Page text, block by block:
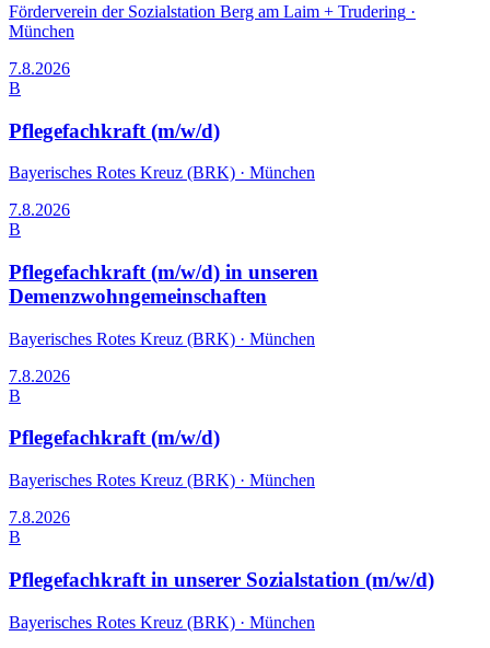
Förderverein der Sozialstation Berg am Laim + Trudering ·
München
7.8.2026
B
Pflegefachkraft (m/w/d)
Bayerisches Rotes Kreuz (BRK) · München
7.8.2026
B
Pflegefachkraft (m/w/d) in unseren
Demenzwohngemeinschaften
Bayerisches Rotes Kreuz (BRK) · München
7.8.2026
B
Pflegefachkraft (m/w/d)
Bayerisches Rotes Kreuz (BRK) · München
7.8.2026
B
Pflegefachkraft in unserer Sozialstation (m/w/d)
Bayerisches Rotes Kreuz (BRK) · München